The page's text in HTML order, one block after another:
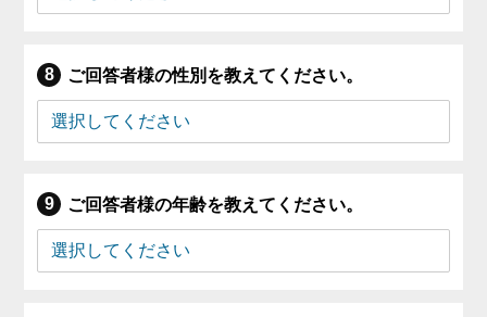
ご回答者様の性別を教えてください。
ご回答者様の年齢を教えてください。